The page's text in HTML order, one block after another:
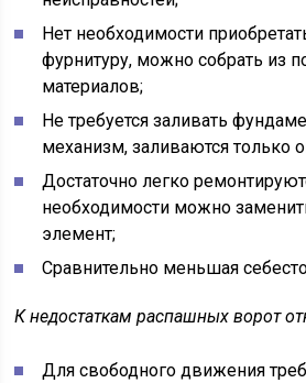
Нет необходимости
фурнитуру, можно собрать из
материалов;
Не требуется заливать
механизм, заливаются только
Достаточно легко
необходимости можно
элемент;
Сравнительно меньшая
К недостаткам распашных ворот
Для свободного движения